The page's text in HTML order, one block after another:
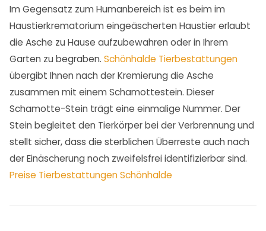
Im Gegensatz zum Humanbereich ist es beim im
Haustierkrematorium eingeäscherten Haustier erlaubt
die Asche zu Hause aufzubewahren oder in Ihrem
Garten zu begraben. Schönhalde Tierbestattungen
übergibt Ihnen nach der Kremierung die Asche
zusammen mit einem Schamottestein. Dieser
Schamotte-Stein trägt eine einmalige Nummer. Der
Stein begleitet den Tierkörper bei der Verbrennung und
stellt sicher, dass die sterblichen Überreste auch nach
der Einäscherung noch zweifelsfrei identifizierbar sind.
Preise Tierbestattungen Schönhalde